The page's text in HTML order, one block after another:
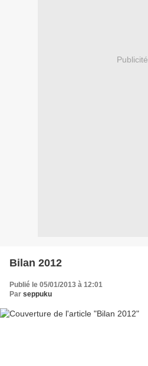
Publicité
Bilan 2012
Publié le 05/01/2013 à 12:01
Par seppuku